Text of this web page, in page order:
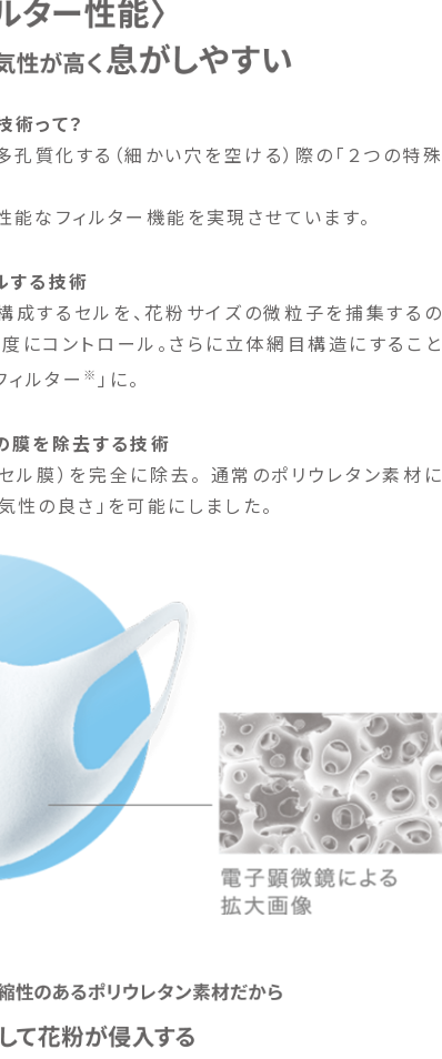
術って？
孔質化する（細かい穴を空ける）際の「２つの特殊
能なフィルター機能を実現させています。
する技術
成するセルを、花粉サイズの微粒子を捕集するの
にコントロール。さらに立体網目構造にすること
ルター ※ 」に。
膜を除去する技術
ル膜）を完全に除去。 通常のポリウレタン素材に
性の良さ」を可能にしました。